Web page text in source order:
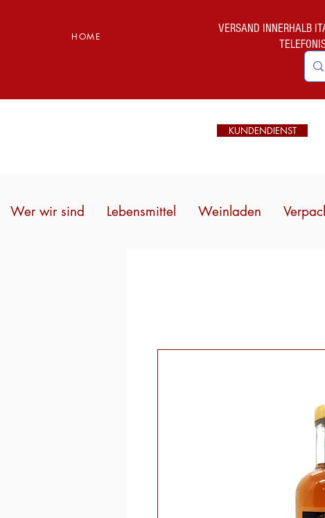
HOME
VERSAND INNERHALB
KUNDENDIENST
Wer wir sind Lebensmittel Weinladen